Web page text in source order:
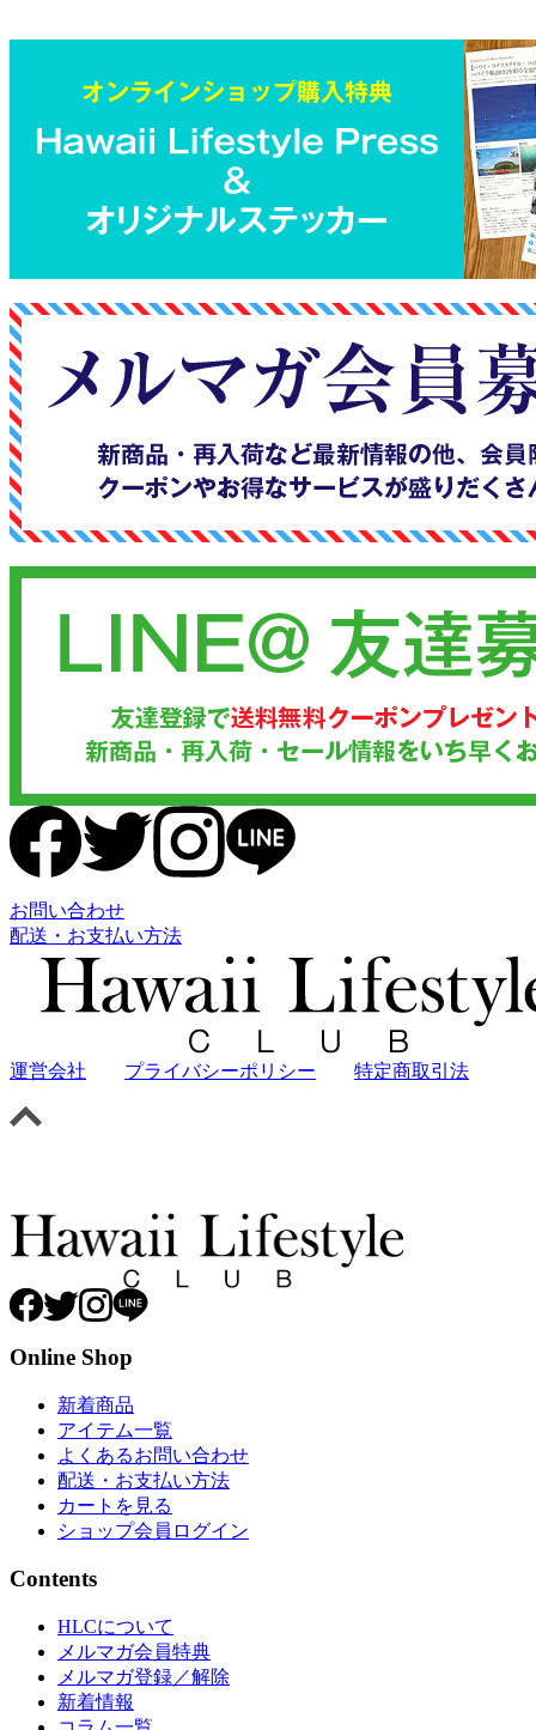
お問い合わせ
配送・お支払い方法
運営会社 プライバシーポリシー 特定商取引法
Online Shop
新着商品
アイテム一覧
よくあるお問い合わせ
配送・お支払い方法
カートを見る
ショップ会員ログイン
Contents
HLCについて
メルマガ会員特典
メルマガ登録／解除
新着情報